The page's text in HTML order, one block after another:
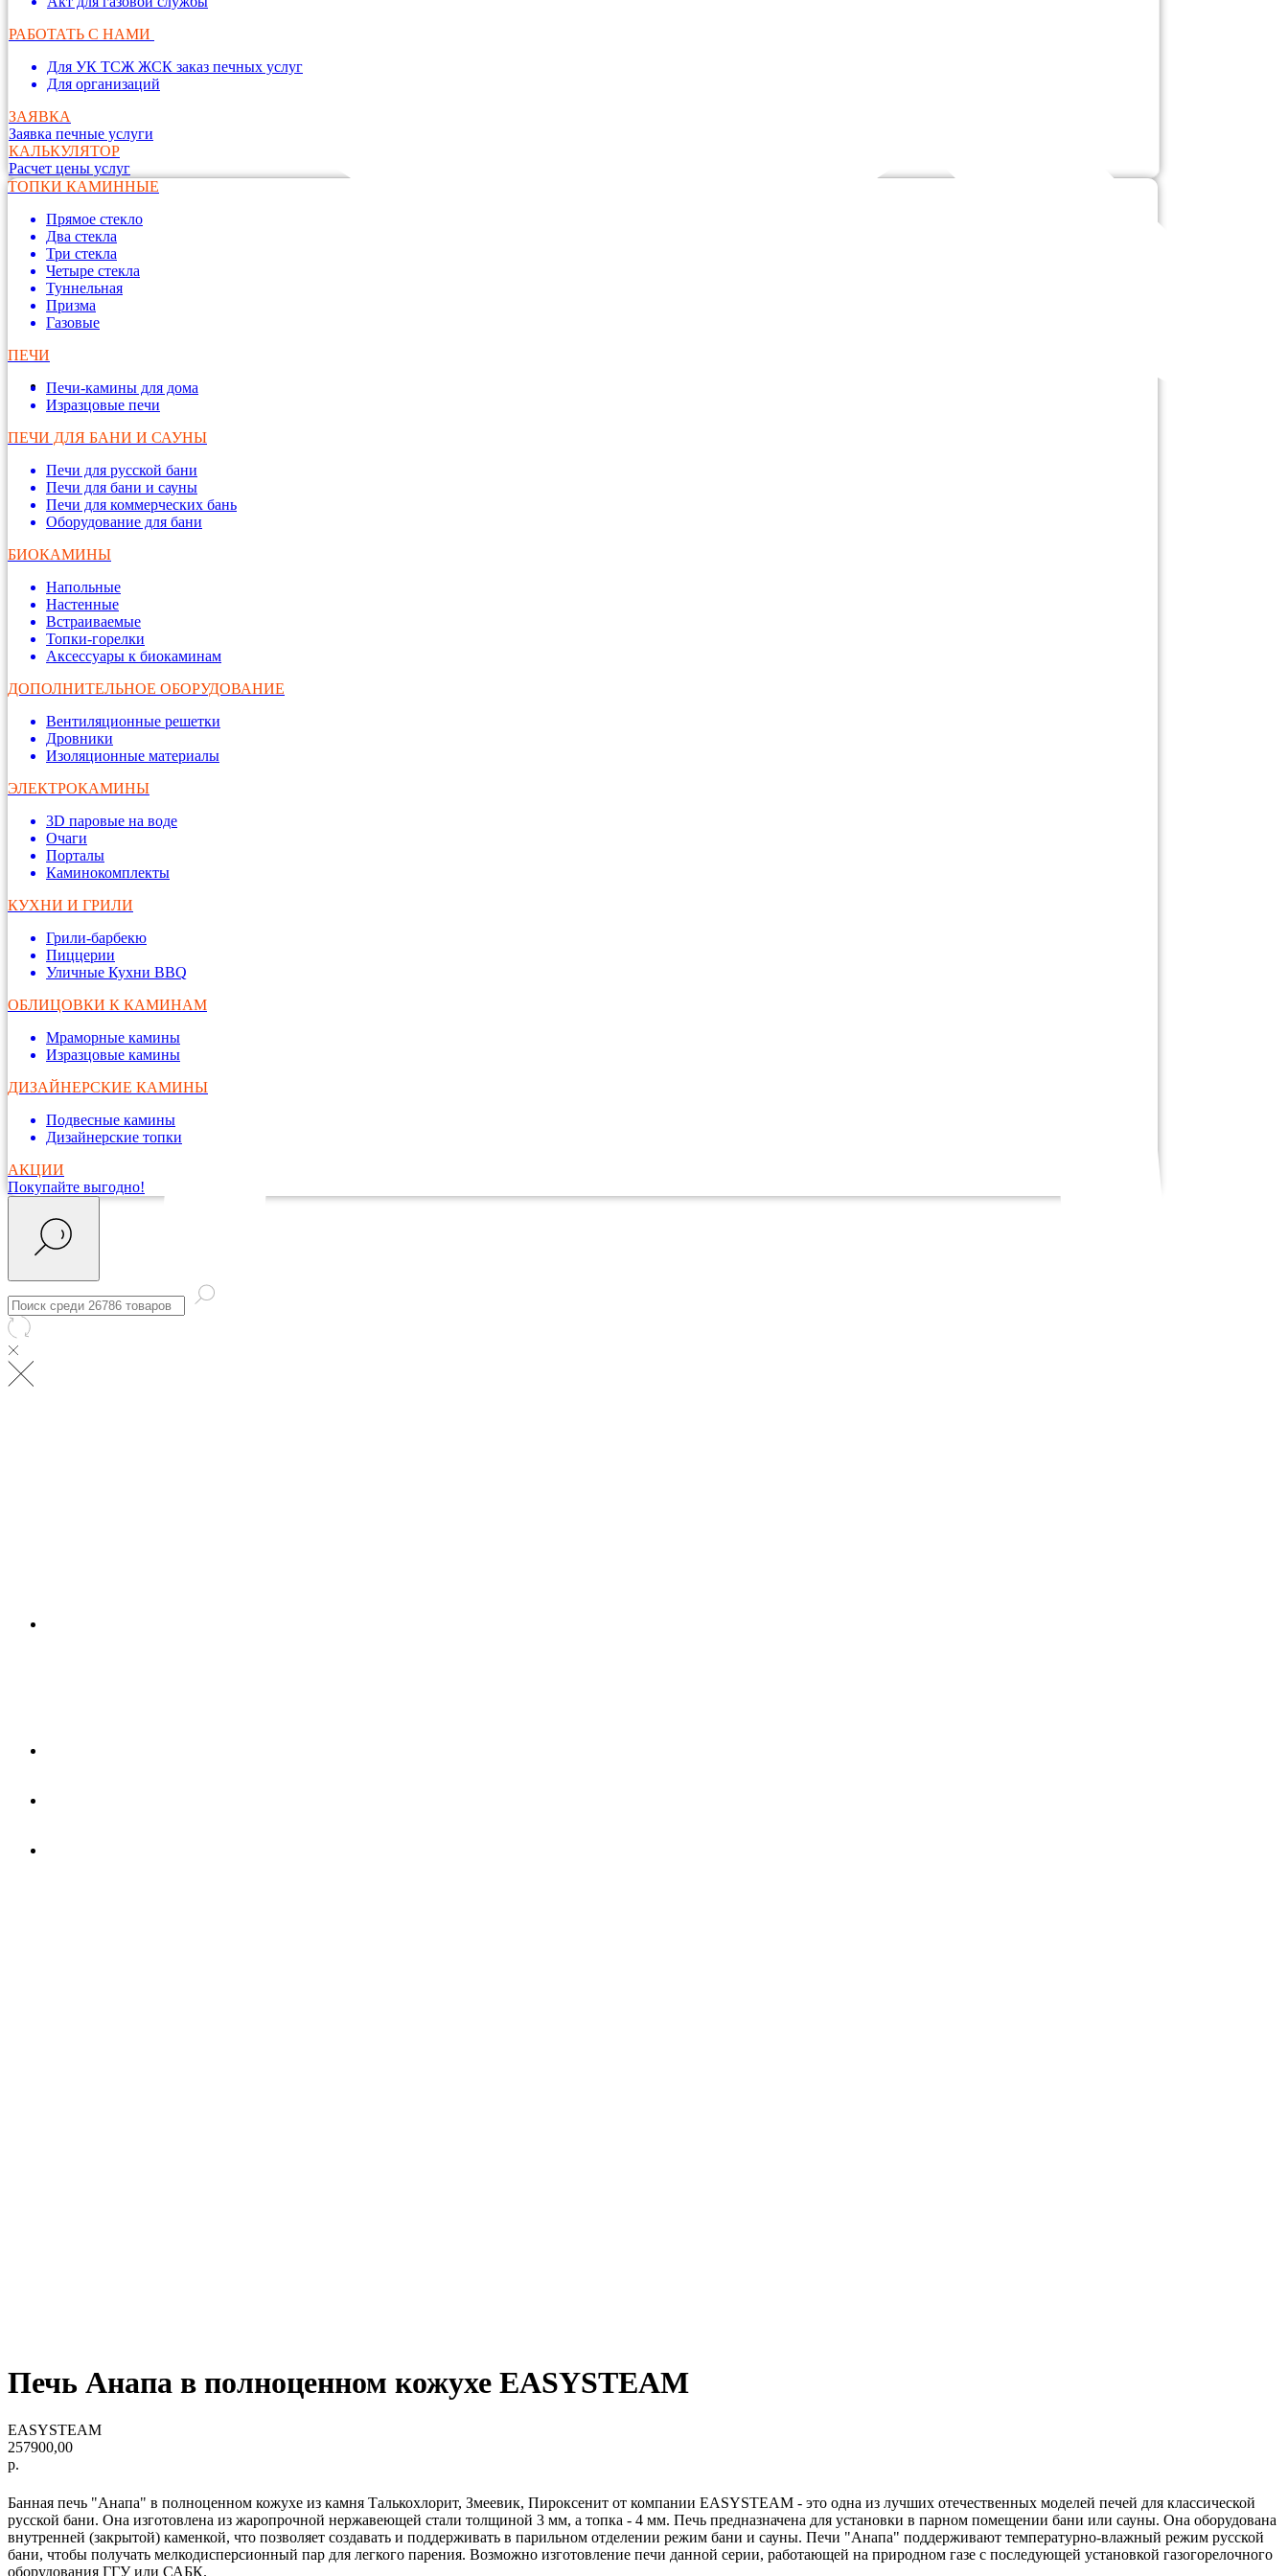
РАБОТАТЬ С НАМИ
Для УК ТСЖ ЖСК заказ печных услуг
Для организаций
ЗАЯВКА
Заявка печные услуги
КАЛЬКУЛЯТОР
Расчет цены услуг
ТОПКИ КАМИННЫЕ
Прямое стекло
Два стекла
Три стекла
Четыре стекла
Туннельная
Призма
Газовые
ПЕЧИ
Печи-камины для дома
Изразцовые печи
ПЕЧИ ДЛЯ БАНИ И САУНЫ
Печи для русской бани
Печи для бани и сауны
Печи для коммерческих бань
Оборудование для бани
БИОКАМИНЫ
Напольные
Настенные
Встраиваемые
Топки-горелки
Аксессуары к биокаминам
ДОПОЛНИТЕЛЬНОЕ ОБОРУДОВАНИЕ
Вентиляционные решетки
Дровники
Изоляционные материалы
ЭЛЕКТРОКАМИНЫ
3D паровые на воде
Очаги
Порталы
Каминокомплекты
КУХНИ И ГРИЛИ
Грили-барбекю
Пиццерии
Уличные Кухни BBQ
ОБЛИЦОВКИ К КАМИНАМ
Мраморные камины
Изразцовые камины
ДИЗАЙНЕРСКИЕ КАМИНЫ
Подвесные камины
Дизайнерские топки
АКЦИИ
Покупайте выгодно!
Печь Анапа в полноценном кожухе EASYSTEAM
EASYSTEAM
257900,00
р.
Банная печь "Анапа" в полноценном кожухе из камня Талькохлорит, Змеевик, Пироксенит от компании EASYSTEAM - это одна из лучших отечественных моделей печей для классической
русской бани. Она изготовлена из жаропрочной нержавеющей стали толщиной 3 мм, а топка - 4 мм. Печь предназначена для установки в парном помещении бани или сауны. Она оборудована
внутренней (закрытой) каменкой, что позволяет создавать и поддерживать в парильном отделении режим бани и сауны. Печи "Анапа" поддерживают температурно-влажный режим русской
бани, чтобы получать мелкодисперсионный пар для легкого парения. Возможно изготовление печи данной серии, работающей на природном газе с последующей установкой газогорелочного
оборудования ГГУ или САБК.